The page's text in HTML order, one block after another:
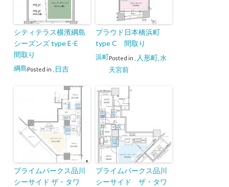
シティテラス横濱綱島
シーズンズ type E-E
間取り
Posted in
綱島 日吉
プラウド日本橋浜町
type C 間取り
Posted in
浜町 人形町 水
天宮前
プライムパークス品川
シーサイド ザ・タワ
プライムパークス品川
シーサイド ザ・タワ